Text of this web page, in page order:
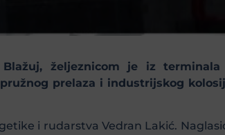
željeznicom je iz terminala
prelaza i industrijskog
i rudarstva Vedran Lakić.